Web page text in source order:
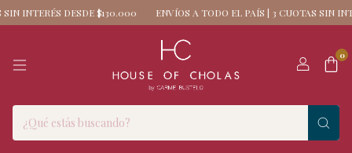
INTERÉS DESDE $130.000 ENVÍOS A TODO EL PAÍS | 3 CUOTAS SIN
0